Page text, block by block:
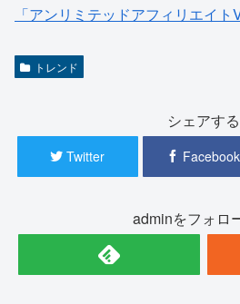
「アンリミテッドアフィリエイト
トレンド
シェアする
Twitter Facebook
adminをフォロ